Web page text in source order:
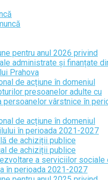
pentru anul 2026 privind
administrate și finanțate
Prahova
de acțiune în domeniul
presoanelor adulte cu
vârstnice în
de acțiune în domeniul
în perioada 2021-2027
de achiziții publice
de achiziții publice
a serviciilor sociale
în perioada 2021-2027